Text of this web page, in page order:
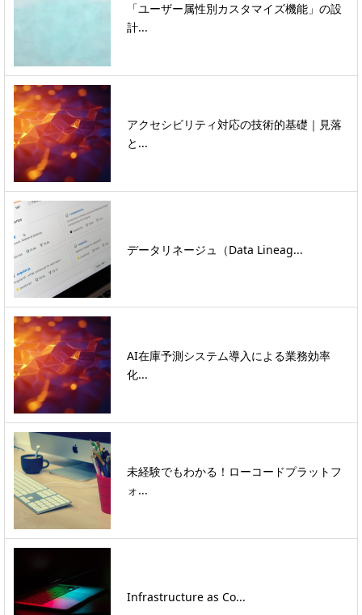
「ユーザー属性別カスタマイズ機能」の設
計...
アクセシビリティ対応の技術的基礎｜見落
と...
データリネージュ（Data Lineag...
AI在庫予測システム導入による業務効率
化...
未経験でもわかる！ローコードプラットフ
ォ...
Infrastructure as Co...